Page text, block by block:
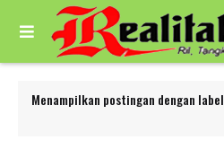
Menampilkan postingan dengan label